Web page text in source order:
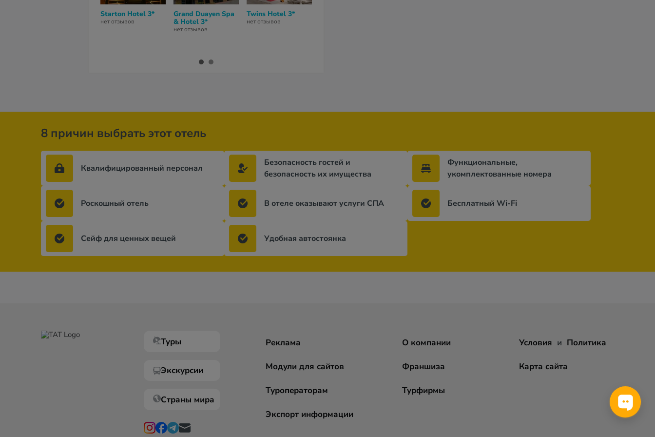
Starton Hotel 3*
нет отзывов
Grand Duayen Spa
& Hotel 3*
нет отзывов
Twins Hotel 3*
нет отзывов
8 причин выбрать этот отель
Квалифицированный персонал
Безопасность гостей и
безопасность их имущества
Функциональные,
укомплектованные номера
Роскошный отель В отеле оказывают услуги СПА Бесплатный Wi-Fi
Сейф для ценных вещей Удобная автостоянка
Туры
Экскурсии
Страны мира
Реклама
Модули для сайтов
Туроператорам
Экспорт информации
О компании
Франшиза
Турфирмы
Условия и Политика
Карта сайта